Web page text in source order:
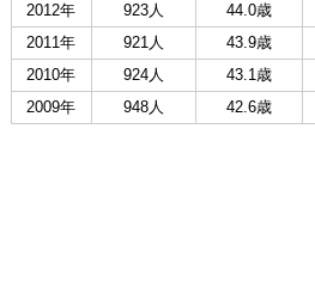
2012年
923人 44.0歳
2011年
921人 43.9歳
2010年
924人 43.1歳
2009年
948人 42.6歳